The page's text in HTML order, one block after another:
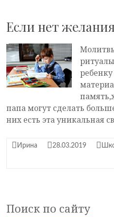
Если нет
ребенку
папа могут сделать
них есть эта уникальная
Ирина 28.03.2019
Поиск по сайту